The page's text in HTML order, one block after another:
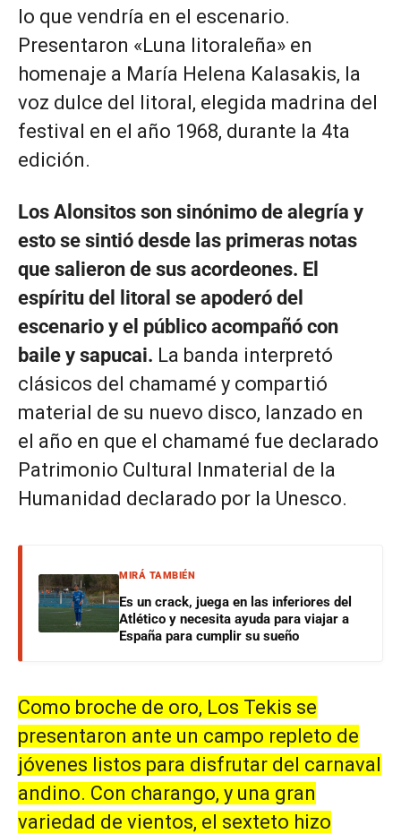
lo que vendría en el escenario.
Presentaron «Luna litoraleña» en
homenaje a María Helena Kalasakis, la
voz dulce del litoral, elegida madrina del
festival en el año 1968, durante la 4ta
edición.
Los Alonsitos son sinónimo de alegría y
esto se sintió desde las primeras notas
que salieron de sus acordeones. El
espíritu del litoral se apoderó del
escenario y el público acompañó con
baile y sapucai. La banda interpretó
clásicos del chamamé y compartió
material de su nuevo disco, lanzado en
el año en que el chamamé fue declarado
Patrimonio Cultural Inmaterial de la
Humanidad declarado por la Unesco.
MIRÁ TAMBIÉN
Es un crack, juega en las inferiores del
Atlético y necesita ayuda para viajar a
España para cumplir su sueño
Como broche de oro, Los Tekis se
presentaron ante un campo repleto de
jóvenes listos para disfrutar del carnaval
andino. Con charango, y una gran
variedad de vientos, el sexteto hizo